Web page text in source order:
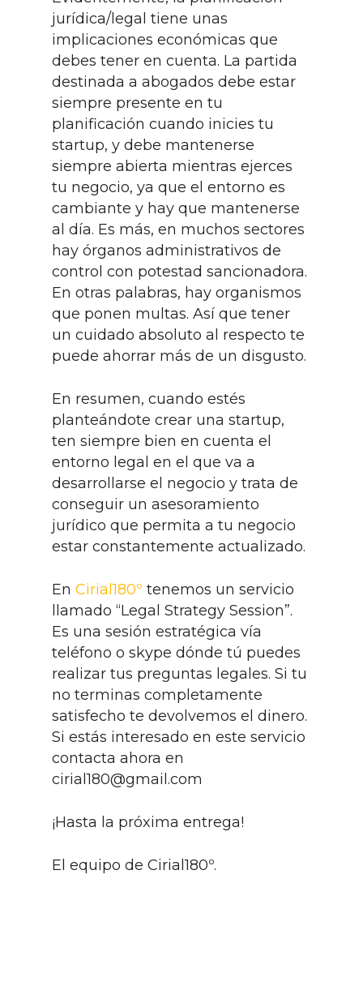
jurídica/legal tiene unas
implicaciones económicas que
debes tener en cuenta. La partida
destinada a abogados debe estar
siempre presente en tu
planificación cuando inicies tu
startup, y debe mantenerse
siempre abierta mientras ejerces
tu negocio, ya que el entorno es
cambiante y hay que mantenerse
al día. Es más, en muchos sectores
hay órganos administrativos de
control con potestad sancionadora.
En otras palabras, hay organismos
que ponen multas. Así que tener
un cuidado absoluto al respecto te
puede ahorrar más de un disgusto.
En resumen, cuando estés
planteándote crear una startup,
ten siempre bien en cuenta el
entorno legal en el que va a
desarrollarse el negocio y trata de
conseguir un asesoramiento
jurídico que permita a tu negocio
estar constantemente actualizado.
EnCirial180º tenemos un servicio
llamado “Legal Strategy Session”.
Es una sesión estratégica vía
teléfono o skype dónde tú puedes
realizar tus preguntas legales. Si tu
no terminas completamente
satisfecho te devolvemos el dinero.
Si estás interesado en este servicio
contacta ahora en
cirial180@gmail.com
¡Hasta la próxima entrega!
El equipo de Cirial180º.